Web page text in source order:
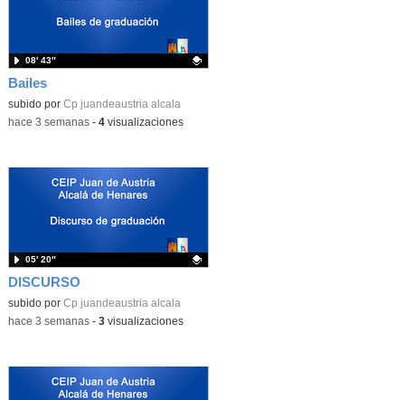
Bailes
Contenido educativo.
subido por Cp juandeaustria alcala
08′ 43″
-hace 3 semanas- 4visualizaciones
DISCURSO
Contenido educativo.
subido por Cp juandeaustria alcala
05′ 20″
-hace 3 semanas- 3visualizaciones